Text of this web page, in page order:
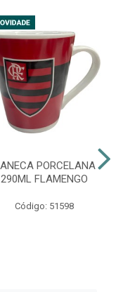
PORCELANA
290ML FLAMENGO
Código: 51598